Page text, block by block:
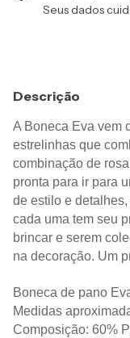
Seus dados
Descrição
A Boneca Eva vem
estrelinhas que
combinação de
pronta para ir para
de estilo e
cada uma tem seu
brincar e serem
na decoração. Um
Boneca de pano
Medidas
Composição: 60%